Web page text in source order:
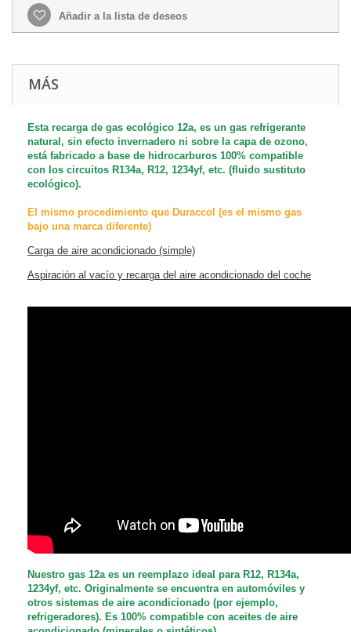
Añadir a la lista de deseos
MÁS
Esta recarga de gas ecológico 12a, es un gas refrigerante
natural, sin efecto invernadero ni sobre la capa de ozono,
está fabricado a base de hidrocarburos 100% compatible
con los circuitos R134a, R12, 1234yf, etc. (fluido sustituto
ecológico).
El mismo procedimiento que Duraccol (es el mismo gas
bajo una marca diferente)
Carga de aire acondicionado (simple)
Aspiración al vacío y recarga del aire acondicionado del coche
Nuestro gas 12a es un reemplazo ideal para R12, R134a,
1234yf, etc. Originalmente se encuentra en automóviles y
otros sistemas de aire acondicionado (por ejemplo,
refrigeradores). Es 100% compatible con aceites de aire